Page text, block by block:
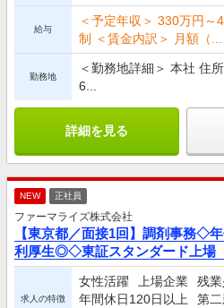
給与
＜予定年収＞ 330万円～
制 ＜賃金内訳＞ 月額（...
勤務地
＜勤務地詳細＞ 本社 住
6...
詳細を見る
NEW 正社員
ファーマライズ株式会社
【東京都／面接1回】調剤事務◇
利厚生◎◇東証スタンダード上場
求人の特徴
女性活躍 上場企業
残
年間休日120日以上
第